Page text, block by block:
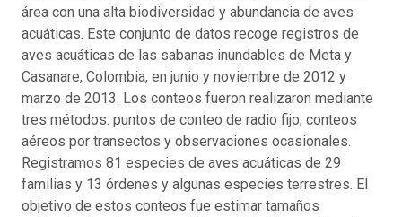
área con una alta biodiversidad y abundancia de aves
acuáticas. Este conjunto de datos recoge registros de
aves acuáticas de las sabanas inundables de Meta y
Casanare, Colombia, en junio y noviembre de 2012 y
marzo de 2013. Los conteos fueron realizaron mediante
tres métodos: puntos de conteo de radio fijo, conteos
aéreos por transectos y observaciones ocasionales.
Registramos 81 especies de aves acuáticas de 29
familias y 13 órdenes y algunas especies terrestres. El
objetivo de estos conteos fue estimar tamaños